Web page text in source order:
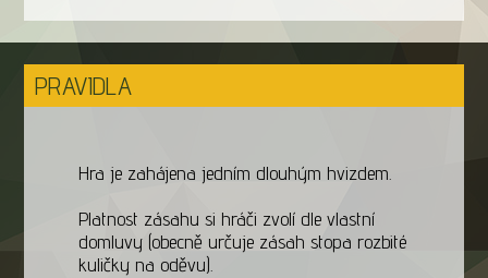
PRAVIDLA
Hra je zahájena jedním dlouhým hvizdem.
Platnost zásahu si hráči zvolí dle vlastní
domluvy (obecně určuje zásah stopa rozbité
kuličky na oděvu).